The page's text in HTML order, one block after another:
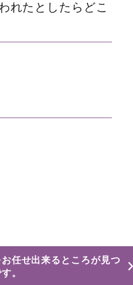
れたとしたらどこ
任せ出来るところが見つ
。